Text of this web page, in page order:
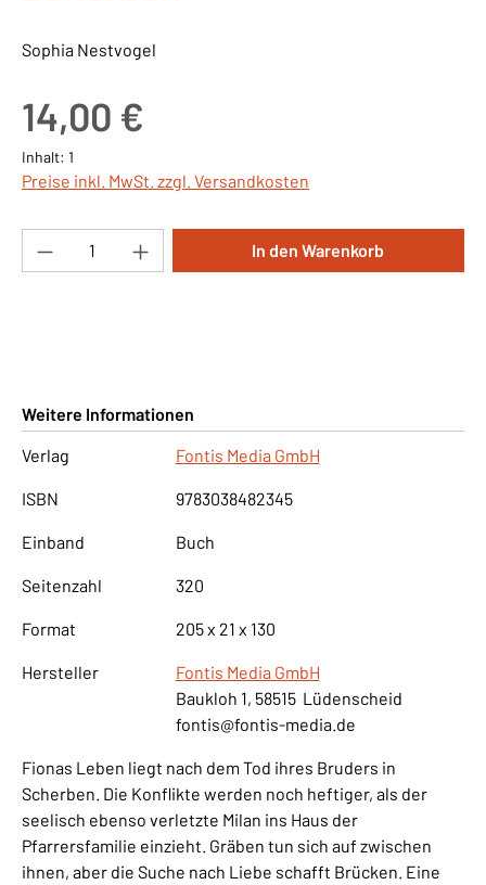
Sophia Nestvogel
14,00 €
Inhalt: 1
Preise inkl. MwSt. zzgl. Versandkosten
Produkt Anzahl: Gib den gewünschten
In den Warenkorb
Weitere Informationen
Verlag
Fontis Media GmbH
ISBN 9783038482345
Einband Buch
Seitenzahl 320
Format 205 x 21 x 130
Hersteller
Fontis Media GmbH
Baukloh 1, 58515 Lüdenscheid
fontis@fontis-media.de
Fionas Leben liegt nach dem Tod ihres Bruders in
Scherben. Die Konflikte werden noch heftiger, als der
seelisch ebenso verletzte Milan ins Haus der
Pfarrersfamilie einzieht. Gräben tun sich auf zwischen
ihnen, aber die Suche nach Liebe schafft Brücken. Eine